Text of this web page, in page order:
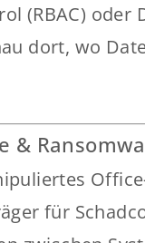
(RBAC)
dort, wo
&
für